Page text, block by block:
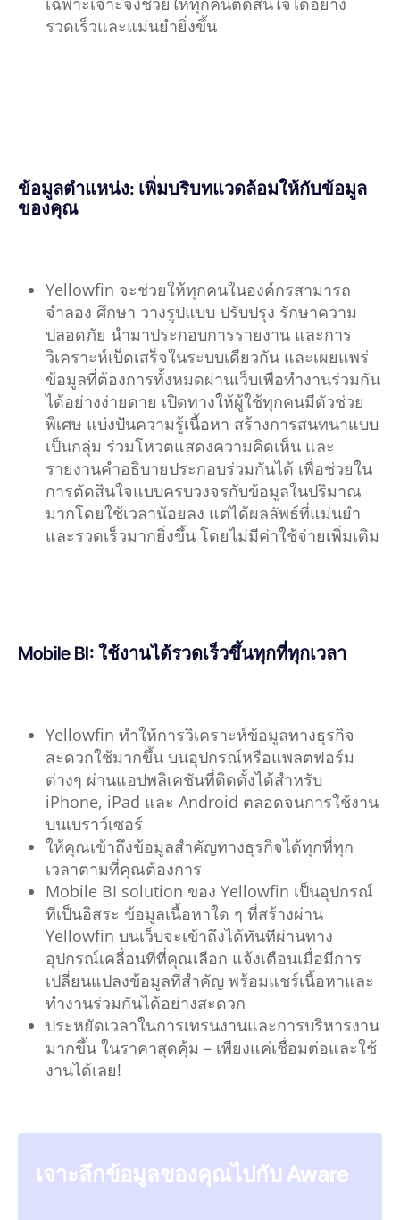
รวดเร็วและแม่นยำยิ่งขึ้น
ข้อมูลตำแหน่ง: เพิ่มบริบทแวดล้อมให้กับข้อมูล
ของคุณ
Yellowfin จะช่วยให้ทุกคนในองค์กรสามารถ
จำลอง ศึกษา วางรูปแบบ ปรับปรุง รักษาความ
ปลอดภัย นำมาประกอบการรายงาน และการ
วิเคราะห์เบ็ดเสร็จในระบบเดียวกัน และเผยแพร่
ข้อมูลที่ต้องการทั้งหมดผ่านเว็บเพื่อทำงานร่วมกัน
ได้อย่างง่ายดาย เปิดทางให้ผู้ใช้ทุกคนมีตัวช่วย
พิเศษ แบ่งปันความรู้เนื้อหา สร้างการสนทนาแบบ
เป็นกลุ่ม ร่วมโหวตแสดงความคิดเห็น และ
รายงานคำอธิบายประกอบร่วมกันได้ เพื่อช่วยใน
การตัดสินใจแบบครบวงจรกับข้อมูลในปริมาณ
มากโดยใช้เวลาน้อยลง แต่ได้ผลลัพธ์ที่แม่นยำ
และรวดเร็วมากยิ่งขึ้น โดยไม่มีค่าใช้จ่ายเพิ่มเติม
Mobile BI: ใช้งานได้รวดเร็วขึ้นทุกที่ทุกเวลา
Yellowfin ทำให้การวิเคราะห์ข้อมูลทางธุรกิจ
สะดวกใช้มากขึ้น บนอุปกรณ์หรือแพลตฟอร์ม
ต่างๆ ผ่านแอปพลิเคชันที่ติดตั้งได้สำหรับ
iPhone, iPad และ Android ตลอดจนการใช้งาน
บนเบราว์เซอร์
ให้คุณเข้าถึงข้อมูลสำคัญทางธุรกิจได้ทุกที่ทุก
เวลาตามที่คุณต้องการ
Mobile BI solution ของ Yellowfin เป็นอุปกรณ์
ที่เป็นอิสระ ข้อมูลเนื้อหาใด ๆ ที่สร้างผ่าน
Yellowfin บนเว็บจะเข้าถึงได้ทันทีผ่านทาง
อุปกรณ์เคลื่อนที่ที่คุณเลือก แจ้งเตือนเมื่อมีการ
เปลี่ยนแปลงข้อมูลที่สําคัญ พร้อมแชร์เนื้อหาและ
ทํางานร่วมกันได้อย่างสะดวก
ประหยัดเวลาในการเทรนงานและการบริหารงาน
มากขึ้น ในราคาสุดคุ้ม – เพียงแค่เชื่อมต่อและใช้
งานได้เลย!
เจาะลึกข้อมูลของคุณไปกับ Aware